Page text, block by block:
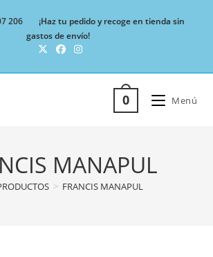
206
¡Haz tu pedido y recoge en tienda sin
gastos de envío!
0 Menú
MANAPUL
> FRANCIS MANAPUL